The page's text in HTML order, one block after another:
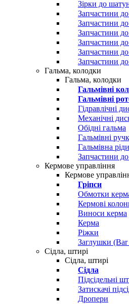
Зірки до
Запчастини
Запчастини
Запчастини до
Запчастини
Запчастини
Запчастини
Гальма, колодки
Гальма, колодки
Гальмівні
Гальмівні
Гідравлічні
Механічні
Обідні гальма
Гальмівні
Гальмівна
Запчастини
Кермове управління
Кермове
Гріпси
Обмотки
Кермові
Виноси керма
Керма
Ріжки
Заглушки (Bar
Сідла, штирі
Сідла, штирі
Сідла
Підсідельні
Затискачі
Дропери